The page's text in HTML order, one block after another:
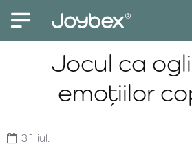
Jocul ca
emoțiilor
31 iul.